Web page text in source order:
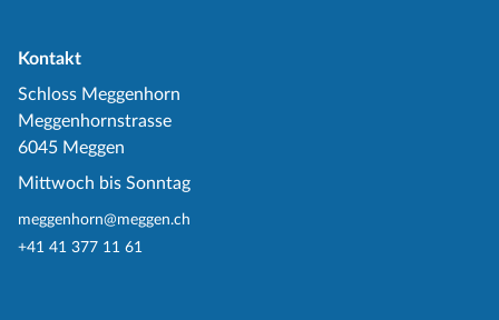
Kontakt
Schloss Meggenhorn
Meggenhornstrasse
6045 Meggen
Mittwoch bis Sonntag
meggenhorn@meggen.ch
+41 41 377 11 61